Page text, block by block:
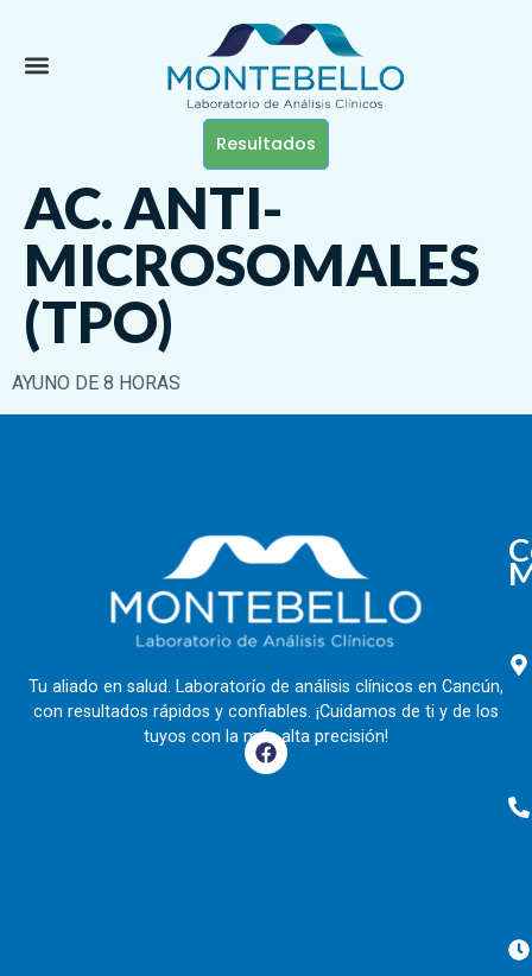
Resultados
AC. ANTI-
MICROSOMALES
(TPO)
AYUNO DE 8 HORAS
Tu aliado en salud. Laboratorío de análisis clínicos en Cancún,
con resultados rápidos y confiables. ¡Cuidamos de ti y de los
tuyos con la más alta precisión!